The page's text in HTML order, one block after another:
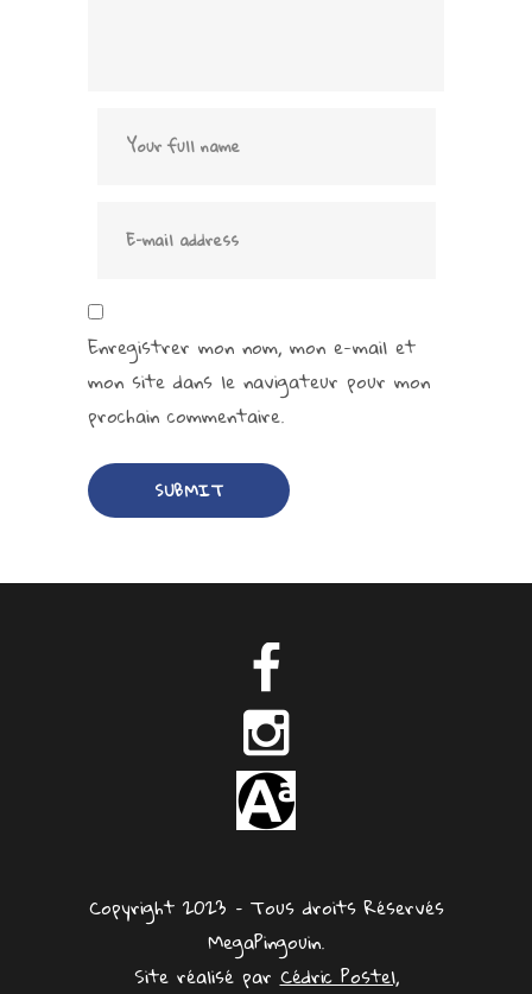
Enregistrer mon nom, mon e-mail et
mon site dans le navigateur pour mon
prochain commentaire.
Copyright 2023 – Tous droits Réservés
MegaPingouin.
Site réalisé parCédric Postel,